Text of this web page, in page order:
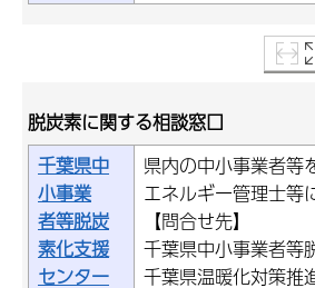
脱炭素に関する相談窓口
千葉県中
小事業
者等脱炭
素化支援
センター
県内の中小事業者等
エネルギー管理士等
【問合せ先】
千葉県中小事業者
千葉県温暖化対策